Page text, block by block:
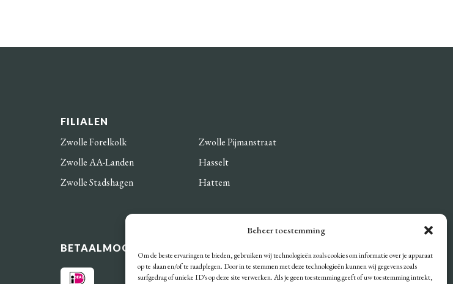
Beheer toestemming
Om de beste ervaringen te bieden, gebruiken wij technologieën zoals cookies om informatie over je apparaat
op te slaan en/of te raadplegen. Door in te stemmen met deze technologieën kunnen wij gegevens zoals
surfgedrag of unieke ID's op deze site verwerken. Als je geen toestemming geeft of uw toestemming intrekt,
FILIALEN
Zwolle Forelkolk
Zwolle Pijmanstraat
Zwolle AA-Landen
Hasselt
Zwolle Stadshagen
Hattem
BETAALMOGELIJKHEDEN